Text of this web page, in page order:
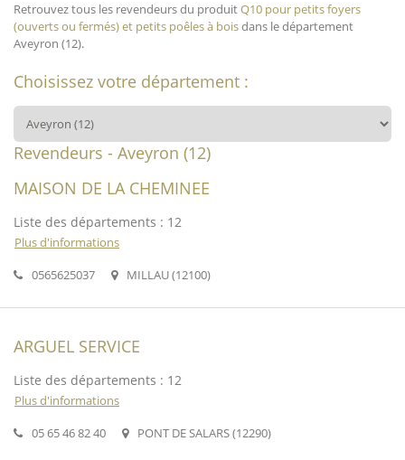
Retrouvez tous les revendeurs du produitQ10 pour petits foyers
(ouverts ou fermés) et petits poêles à boisdans le département
Aveyron (12).
Choisissez votre département :
Revendeurs - Aveyron (12)
MAISON DE LA CHEMINEE
Liste des départements : 12
Plus d'informations
0565625037
MILLAU (12100)
ARGUEL SERVICE
Liste des départements : 12
Plus d'informations
05 65 46 82 40
PONT DE SALARS (12290)